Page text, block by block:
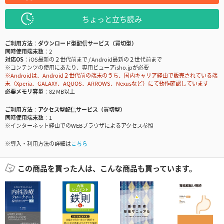
ちょっと立ち読み
ご利用方法
ダウンロード型配信サービス（買切型）
同時使用端末数
2
対応OS
iOS最新の２世代前まで / Android最新の２世代前まで
※コンテンツの使用にあたり、専用ビューアisho.jpが必要
※Androidは、Android２世代前の端末のうち、国内キャリア経由で販売されている端
末（Xperia、GALAXY、AQUOS、ARROWS、Nexusなど）にて動作確認しています
必要メモリ容量
82 MB以上
ご利用方法
アクセス型配信サービス（買切型）
同時使用端末数
1
※インターネット経由でのWEBブラウザによるアクセス参照
※導入・利用方法の詳細はこちら
この商品を買った人は、こんな商品も買っています。